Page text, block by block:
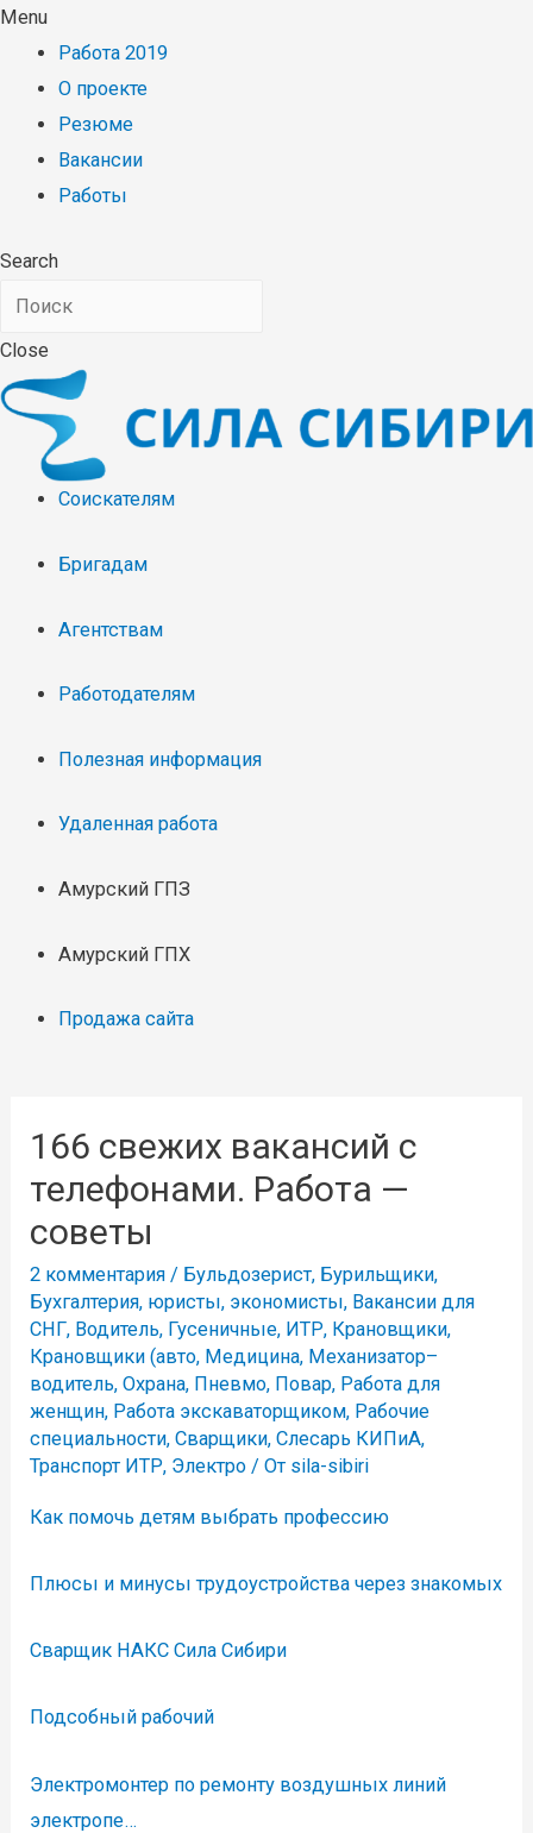
Menu
Работа 2019
О проекте
Резюме
Вакансии
Работы
Search
Close
Соискателям
Бригадам
Агентствам
Работодателям
Полезная информация
Удаленная работа
Амурский ГПЗ
Амурский ГПХ
Продажа сайта
166 свежих вакансий с
телефонами. Работа —
советы
2 комментария / Бульдозерист, Бурильщики,
Бухгалтерия, юристы, экономисты, Вакансии для
СНГ, Водитель, Гусеничные, ИТР, Крановщики,
Крановщики (авто, Медицина, Механизатор–
водитель,Охрана, Пневмо, Повар, Работа для
женщин, Работа экскаваторщиком, Рабочие
специальности,Сварщики,Слесарь КИПиА,
Транспорт ИТР, Электро / От sila-sibiri
Как помочь детям выбрать профессию
Плюсы и минусы трудоустройства через знакомых
Сварщик НАКС Сила Сибири
Подсобный рабочий
Электромонтер по ремонту воздушных линий
электропе…